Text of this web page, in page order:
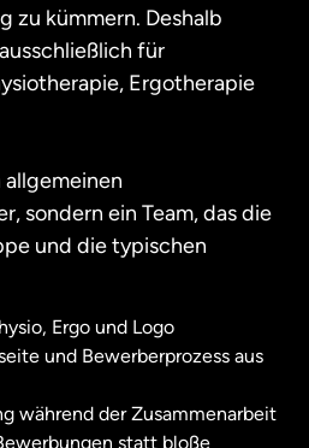
zu kümmern. Deshalb
für
Ergotherapie
sondern ein Team, das die
und die typischen
und Bewerberprozess aus
statt bloße